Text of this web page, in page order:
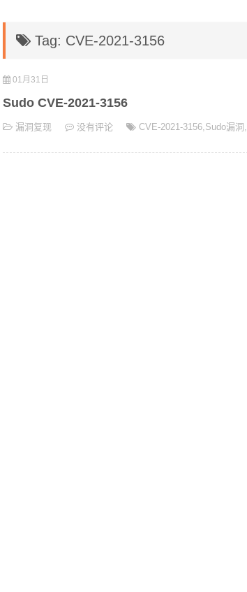
Tag: CVE-2021-3156
01月31日
Sudo CVE-2021-3156
漏洞复现 没有评论 CVE-2021-3156,Sudo漏洞 ,